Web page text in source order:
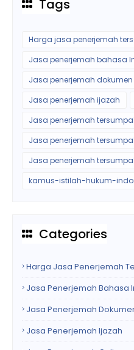
Tags
Harga jasa penerjemah
Jasa penerjemah bahasa
Jasa penerjemah
Jasa penerjemah ijazah
Jasa penerjemah
Jasa penerjemah
Jasa penerjemah
kamus-istilah-hukum-
Categories
Harga Jasa Penerjemah
Jasa Penerjemah Bahasa
Jasa Penerjemah
Jasa Penerjemah Ijazah